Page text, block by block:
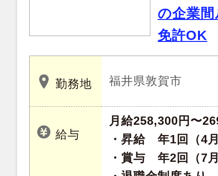
の企業
免許OK
勤務地 福井県敦賀市
給与
月給258,300円〜
・昇給 年1回（4
・賞与 年2回（7